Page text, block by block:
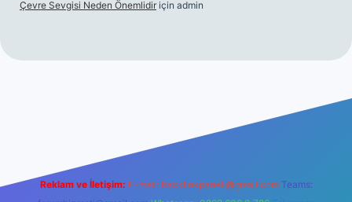
Çevre Sevgisi Neden Önemlidir için admin
Reklam ve İletişim: E-mail: backlinkpaneli@gmail.com Teams: